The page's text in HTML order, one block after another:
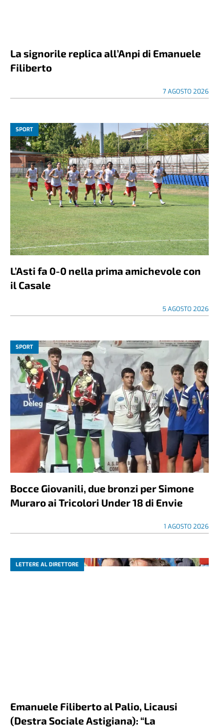
La signorile replica all’Anpi di Emanuele
Filiberto
7 AGOSTO 2026
SPORT
L’Asti fa 0-0 nella prima amichevole con
il Casale
5 AGOSTO 2026
SPORT
Bocce Giovanili, due bronzi per Simone
Muraro ai Tricolori Under 18 di Envie
1 AGOSTO 2026
LETTERE AL DIRETTORE
Emanuele Filiberto al Palio, Licausi
(Destra Sociale Astigiana): “La